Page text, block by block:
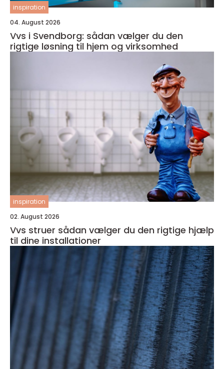
inspiration
04. August 2026
Vvs i Svendborg: sådan vælger du den
rigtige løsning til hjem og virksomhed
inspiration
02. August 2026
Vvs struer sådan vælger du den rigtige hjælp
til dine installationer